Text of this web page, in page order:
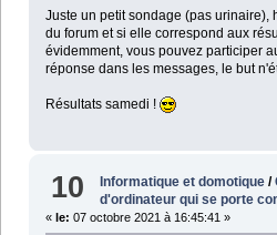
Juste un petit sondage (pas urinaire),
du forum et si elle correspond aux
évidemment, vous pouvez participer
réponse dans les messages, le but
Résultats samedi !
10 Informatique et domotique /
d'ordinateur qui se porte
« le: 07 octobre 2021 à 16:45:41 »